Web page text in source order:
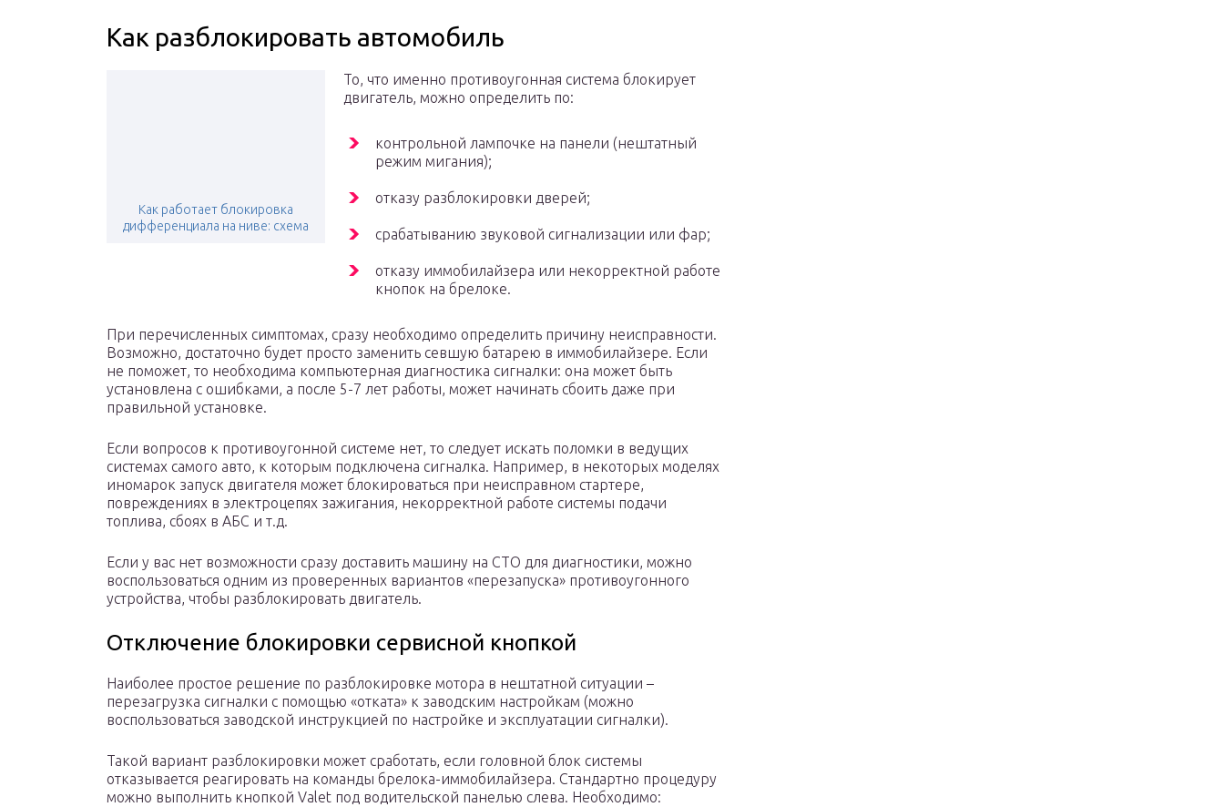
Как разблокировать автомобиль
Как работает блокировка
дифференциала на ниве: схема
То, что именно противоугонная система блокирует
двигатель, можно определить по:
контрольной лампочке на панели (нештатный
режим мигания);
отказу разблокировки дверей;
срабатыванию звуковой сигнализации или фар;
отказу иммобилайзера или некорректной работе
кнопок на брелоке.
При перечисленных симптомах, сразу необходимо определить причину неисправности.
Возможно, достаточно будет просто заменить севшую батарею в иммобилайзере. Если
не поможет, то необходима компьютерная диагностика сигналки: она может быть
установлена с ошибками, а после 5-7 лет работы, может начинать сбоить даже при
правильной установке.
Если вопросов к противоугонной системе нет, то следует искать поломки в ведущих
системах самого авто, к которым подключена сигналка. Например, в некоторых моделях
иномарок запуск двигателя может блокироваться при неисправном стартере,
повреждениях в электроцепях зажигания, некорректной работе системы подачи
топлива, сбоях в АБС и т.д.
Если у вас нет возможности сразу доставить машину на СТО для диагностики, можно
воспользоваться одним из проверенных вариантов «перезапуска» противоугонного
устройства, чтобы разблокировать двигатель.
Отключение блокировки сервисной кнопкой
Наиболее простое решение по разблокировке мотора в нештатной ситуации –
перезагрузка сигналки с помощью «отката» к заводским настройкам (можно
воспользоваться заводской инструкцией по настройке и эксплуатации сигналки).
Такой вариант разблокировки может сработать, если головной блок системы
отказывается реагировать на команды брелока-иммобилайзера. Стандартно процедуру
можно выполнить кнопкой Valet под водительской панелью слева. Необходимо: